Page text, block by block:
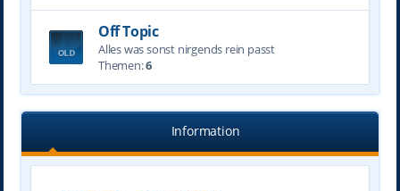
Off Topic
Alles was sonst nirgends rein passt
Themen:6
Information